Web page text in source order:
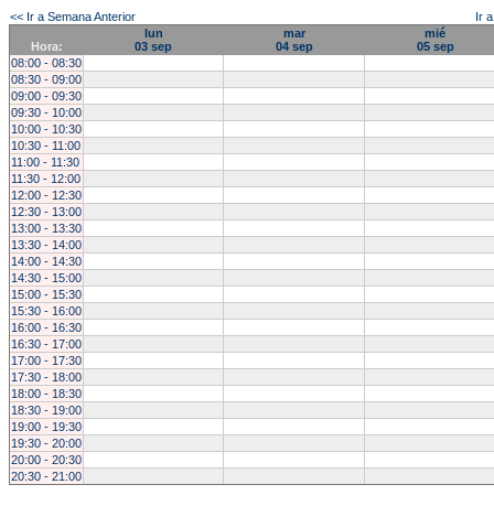
<< Ir a Semana Anterior Ir
Hora:
lun
03 sep
mar
04 sep
mié
05 sep
08:00 - 08:30
08:30 - 09:00
09:00 - 09:30
09:30 - 10:00
10:00 - 10:30
10:30 - 11:00
11:00 - 11:30
11:30 - 12:00
12:00 - 12:30
12:30 - 13:00
13:00 - 13:30
13:30 - 14:00
14:00 - 14:30
14:30 - 15:00
15:00 - 15:30
15:30 - 16:00
16:00 - 16:30
16:30 - 17:00
17:00 - 17:30
17:30 - 18:00
18:00 - 18:30
18:30 - 19:00
19:00 - 19:30
19:30 - 20:00
20:00 - 20:30
20:30 - 21:00